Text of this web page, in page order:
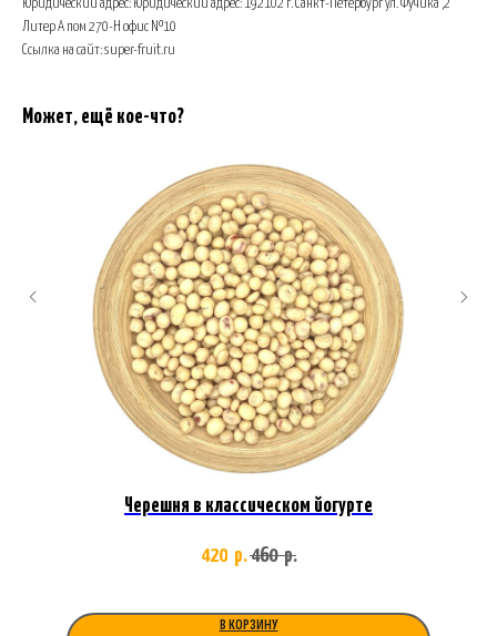
Юридический адрес: Юридический адрес: 192102 г. Санкт-Петербург ул. Фучика ,2
Литер А пом 270-Н офис №10
Ссылка на сайт: super-fruit.ru
Может, ещё кое-что?
Черешня в классическом йогурте
420 р.460 р.
В КОРЗИНУ